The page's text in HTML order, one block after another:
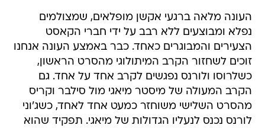
העונה מלאה ברגעי אקשן מופלאים, שמצולמים
נפלא ומבוצעים ללא רבב על ידי חברי הקאסט
הצעירים והמבוגרים כאחד. כבר באמצע העונה אנחנו
זוכים לשחזור הקרב המיתולוגי מהסרט הראשון,
כשלרוסו ולורנס נפגשים לקרב אחד על אחד. גם
הקרב המעולה של מיסטר מיאגי מול סילבר וקריס
מהסרט השלישי משוחזר כמעט אחד לאחד, כשג'וני
לורנס נכנס לנעליו הגדולות של מיאגי. תפקיד שהוא